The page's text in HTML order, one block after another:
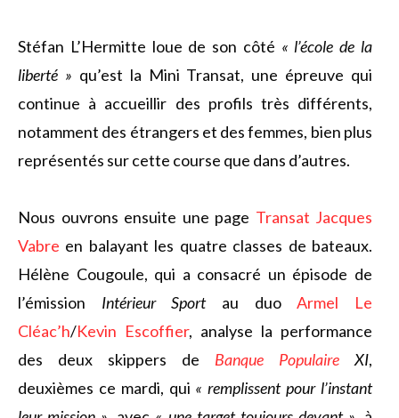
Stéfan L’Hermitte loue de son côté « l’école de la
liberté » qu’est la Mini Transat, une épreuve qui
continue à accueillir des profils très différents,
notamment des étrangers et des femmes, bien plus
représentés sur cette course que dans d’autres.
Nous ouvrons ensuite une page Transat Jacques
Vabre en balayant les quatre classes de bateaux.
Hélène Cougoule, qui a consacré un épisode de
l’émission Intérieur Sportau duoArmel Le
Cléac’h/Kevin Escoffier, analyse la performance
des deux skippers de Banque Populaire XI,
deuxièmes ce mardi, qui « remplissent pour l’instant